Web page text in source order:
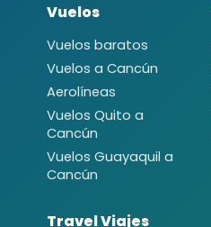
Vuelos
Vuelos baratos
Vuelos a Cancún
Aerolíneas
Vuelos Quito a
Cancún
Vuelos Guayaquil a
Cancún
Travel Viajes